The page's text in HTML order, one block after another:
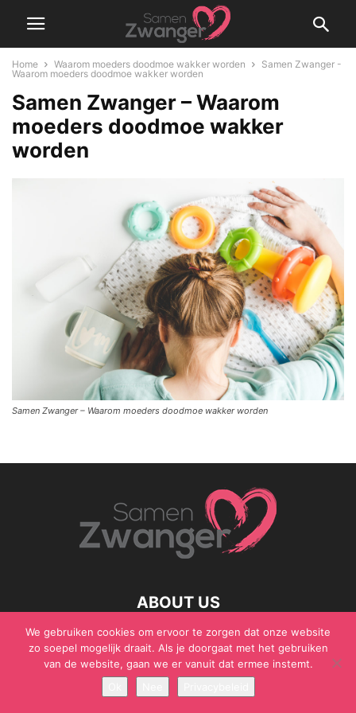
Home Waarom moeders doodmoe wakker worden
Samen Zwanger -
Waarom moeders doodmoe wakker worden
Samen Zwanger – Waarom
moeders doodmoe wakker
worden
Samen Zwanger – Waarom moeders doodmoe wakker worden
ABOUT US
© Samen Zwanger - Copyright - Gericht Media 2017 - 2021
We gebruiken cookies om ervoor te zorgen dat onze website
zo soepel mogelijk draait. Als je doorgaat met het gebruiken
van de website, gaan we er vanuit dat ermee instemt.